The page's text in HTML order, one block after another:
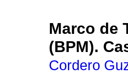
Marco de
(BPM).
Cordero